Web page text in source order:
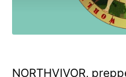
NORTHVIVOR,